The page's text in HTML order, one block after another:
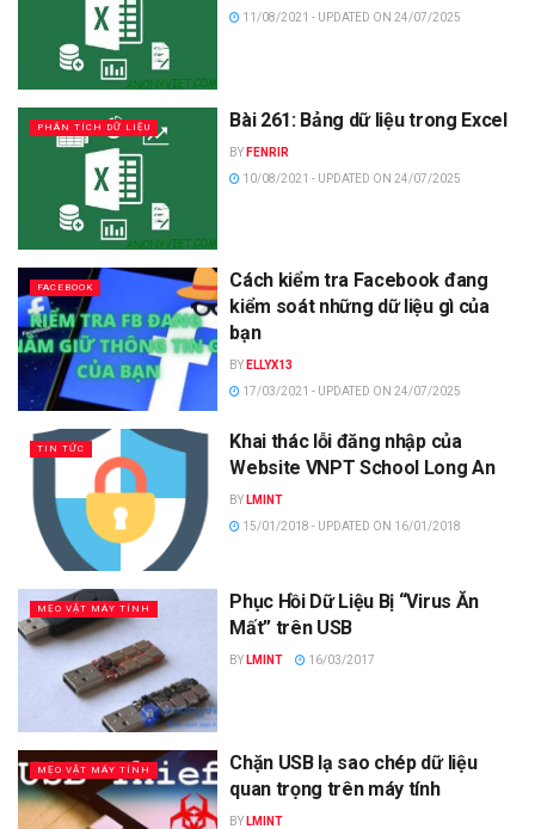
11/08/2021 - UPDATED ON 24/07/2025
PHÂN TÍCH DỮ LIỆU Bài 261: Bảng dữ liệu trong Excel
BY FENRIR
10/08/2021 - UPDATED ON 24/07/2025
FACEBOOK
Cách kiểm tra Facebook đang
kiểm soát những dữ liệu gì của
bạn
BY ELLYX13
17/03/2021 - UPDATED ON 24/07/2025
TIN TỨC
Khai thác lỗi đăng nhập của
Website VNPT School Long An
BY LMINT
15/01/2018 - UPDATED ON 16/01/2018
MẸO VẶT MÁY TÍNH
Phục Hồi Dữ Liệu Bị “Virus Ăn
Mất” trên USB
BY LMINT 16/03/2017
MẸO VẶT MÁY TÍNH
Chặn USB lạ sao chép dữ liệu
quan trọng trên máy tính
BY LMINT